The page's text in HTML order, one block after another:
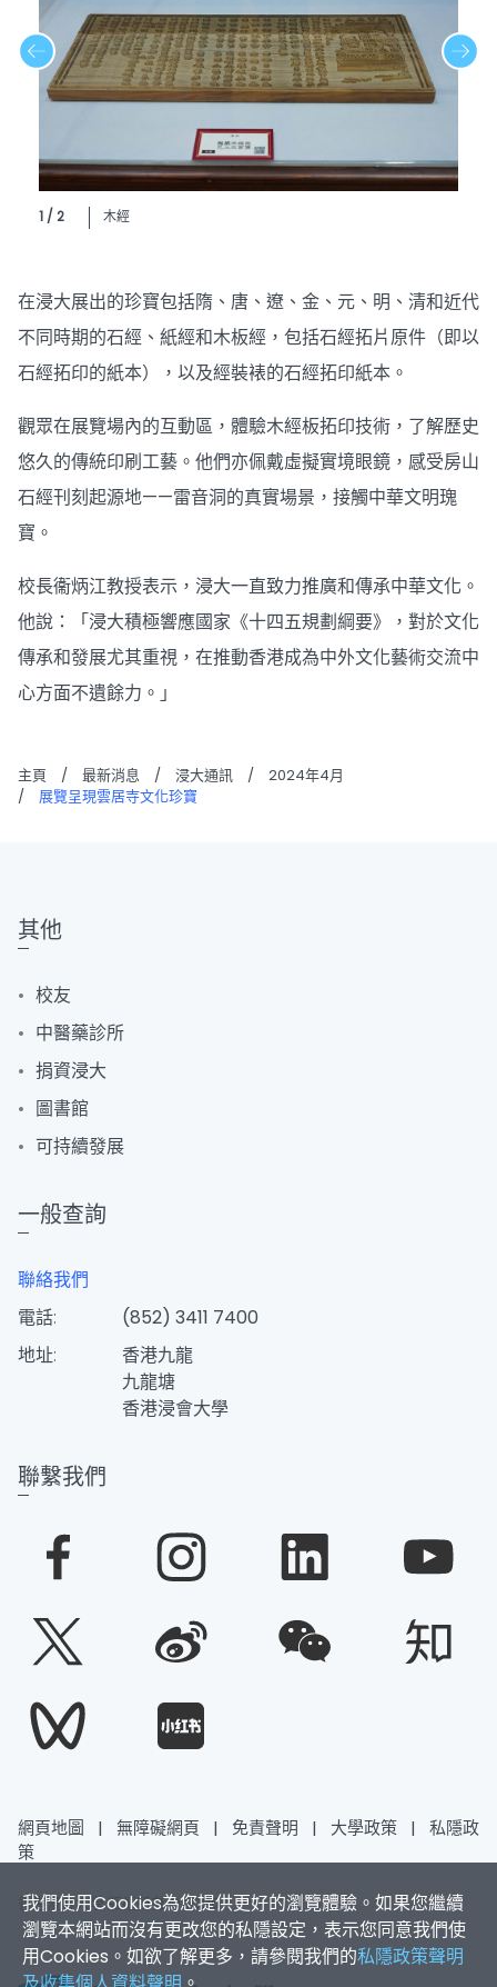
1 / 2 木經
在浸大展出的珍寶包括隋、唐、遼、金、元、明、清和近代
不同時期的石經、紙經和木板經，包括石經拓片原件（即以
石經拓印的紙本），以及經裝裱的石經拓印紙本。
觀眾在展覽場內的互動區，體驗木經板拓印技術，了解歷史
悠久的傳統印刷工藝。他們亦佩戴虛擬實境眼鏡，感受房山
石經刊刻起源地——雷音洞的真實場景，接觸中華文明瑰
寶。
校長衞炳江教授表示，浸大一直致力推廣和傳承中華文化。
他說：「浸大積極響應國家《十四五規劃綱要》，對於文化
傳承和發展尤其重視，在推動香港成為中外文化藝術交流中
心方面不遺餘力。」
主頁 / 最新消息 / 浸大通訊 /
2024年4月
/
展覽呈現雲居寺文化珍寶
我們使用Cookies為您提供更好的瀏覽體驗。如果您繼續
瀏覽本網站而沒有更改您的私隱設定，表示您同意我們使
用Cookies。如欲了解更多，請參閱我們的私隱政策聲明
其他
校友
中醫藥診所
捐資浸大
圖書館
可持續發展
一般查詢
聯絡我們
電話:
(852) 3411 7400
地址:
香港九龍
九龍塘
香港浸會大學
聯繫我們
網頁地圖 | 無障礙網頁 | 免責聲明 | 大學政策 |
私隱政
策
香港浸會大學 版權所有 © 2026